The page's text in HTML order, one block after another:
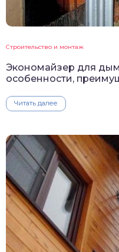
Строительство и монтаж
Экономайзер для
особенности,
Читать далее